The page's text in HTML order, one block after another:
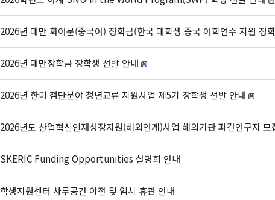
2026년 대만 화어문(중국어) 장학금(한국 대학생 중국 어학연수 지원 장
2026년 대만장학금 장학생 선발 안내
2026년 한미 첨단분야 청년교류 지원사업 제5기 장학생 선발 안내
2026년도 산업혁신인재성장지원(해외연계)사업 해외기관 파견연구자 모
SKERIC Funding Opportunities 설명회 안내
학생지원센터 사무공간 이전 및 임시 휴관 안내